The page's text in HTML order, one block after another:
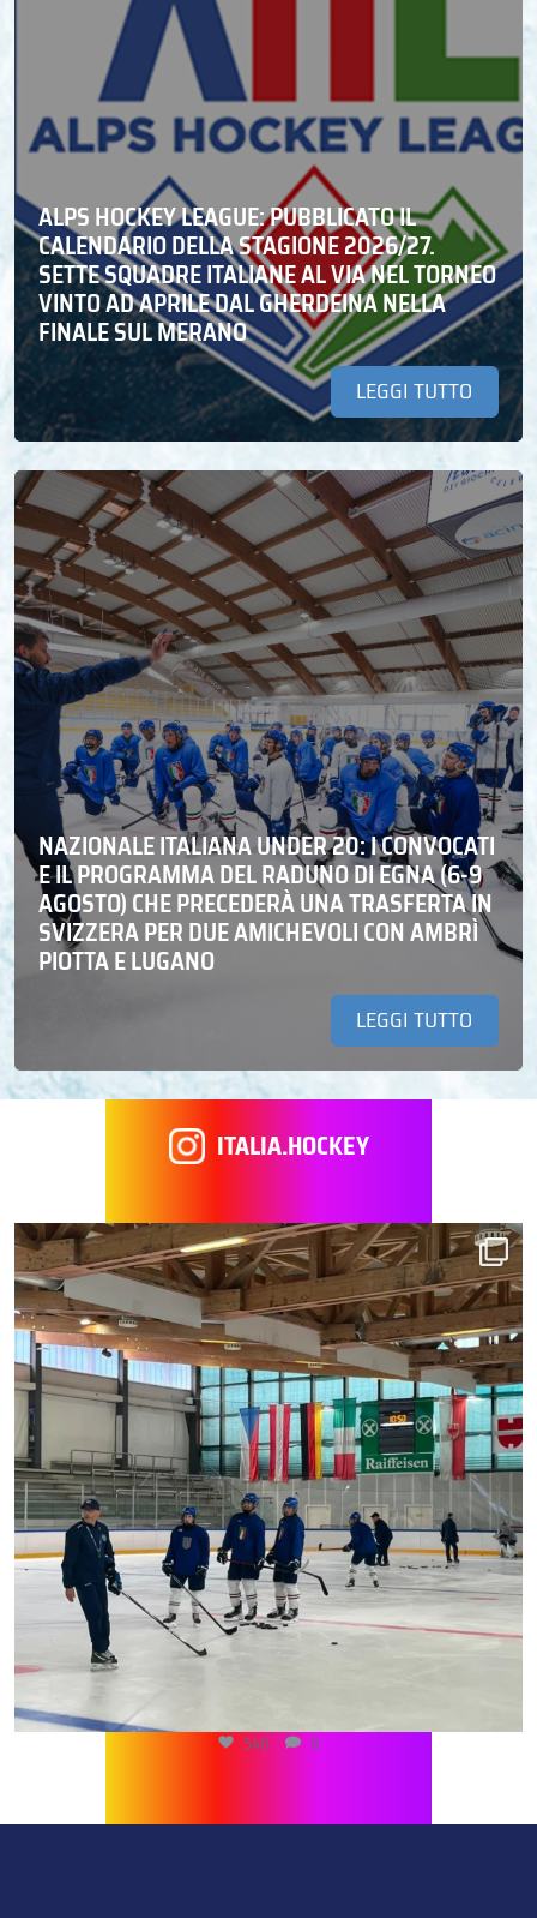
ALPS HOCKEY LEAGUE: PUBBLICATO IL
CALENDARIO DELLA STAGIONE 2026/27.
SETTE SQUADRE ITALIANE AL VIA NEL TORNEO
VINTO AD APRILE DAL GHERDEINA NELLA
FINALE SUL MERANO
LEGGI TUTTO
NAZIONALE ITALIANA UNDER 20: I CONVOCATI
E IL PROGRAMMA DEL RADUNO DI EGNA (6-9
AGOSTO) CHE PRECEDERÀ UNA TRASFERTA IN
SVIZZERA PER DUE AMICHEVOLI CON AMBRÌ
PIOTTA E LUGANO
LEGGI TUTTO
ITALIA.HOCKEY
540 0